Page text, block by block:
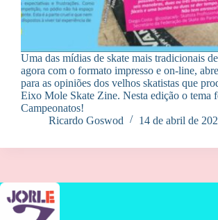
Uma das mídias de skate mais tradicionais
agora com o formato impresso e on-line,
para as opiniões dos velhos skatistas que
Eixo Mole Skate Zine. Nesta edição o tema
Campeonatos!
Ricardo Goswod
14 de abril de